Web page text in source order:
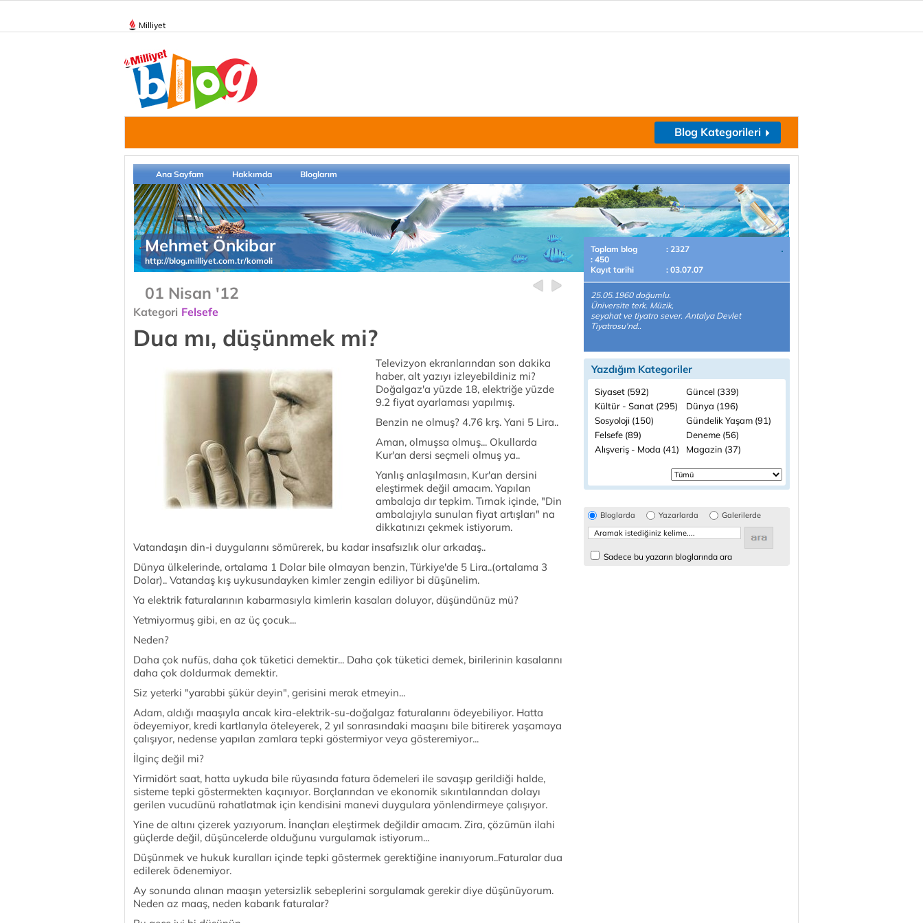
Milliyet
Blog Kategorileri
Ana Sayfam Hakkımda Bloglarım
Mehmet Önkibar
http://blog.milliyet.com.tr/komoli
01 Nisan '12
Kategori Felsefe
Dua mı, düşünmek mi?
Televizyon ekranlarından son dakika
haber, alt yazıyı izleyebildiniz mi?
Doğalgaz'a yüzde 18, elektriğe yüzde
9.2 fiyat ayarlaması yapılmış.
Benzin ne olmuş? 4.76 krş. Yani 5 Lira..
Aman, olmuşsa olmuş... Okullarda
Kur'an dersi seçmeli olmuş ya..
Yanlış anlaşılmasın, Kur'an dersini
eleştirmek değil amacım. Yapılan
ambalaja dır tepkim. Tırnak içinde, "Din
ambalajıyla sunulan fiyat artışları" na
dikkatınızı çekmek istiyorum.
Vatandaşın din-i duygularını sömürerek, bu kadar insafsızlık olur arkadaş..
Dünya ülkelerinde, ortalama 1 Dolar bile olmayan benzin, Türkiye'de 5 Lira..(ortalama 3
Dolar).. Vatandaş kış uykusundayken kimler zengin ediliyor bi düşünelim.
Ya elektrik faturalarının kabarmasıyla kimlerin kasaları doluyor, düşündünüz mü?
Yetmiyormuş gibi, en az üç çocuk...
Neden?
Daha çok nufüs, daha çok tüketici demektir... Daha çok tüketici demek, birilerinin kasalarını
daha çok doldurmak demektir.
Siz yeterki "yarabbi şükür deyin", gerisini merak etmeyin...
Adam, aldığı maaşıyla ancak kira-elektrik-su-doğalgaz faturalarını ödeyebiliyor. Hatta
ödeyemiyor, kredi kartlarıyla öteleyerek, 2 yıl sonrasındaki maaşını bile bitirerek yaşamaya
çalışıyor, nedense yapılan zamlara tepki göstermiyor veya gösteremiyor...
İlginç değil mi?
Yirmidört saat, hatta uykuda bile rüyasında fatura ödemeleri ile savaşıp gerildiği halde,
sisteme tepki göstermekten kaçınıyor. Borçlarından ve ekonomik sıkıntılarından dolayı
gerilen vucudünü rahatlatmak için kendisini manevi duygulara yönlendirmeye çalışıyor.
Yine de altını çizerek yazıyorum. İnançları eleştirmek değildir amacım. Zira, çözümün ilahi
güçlerde değil, düşüncelerde olduğunu vurgulamak istiyorum...
Düşünmek ve hukuk kuralları içinde tepki göstermek gerektiğine inanıyorum..Faturalar dua
edilerek ödenemiyor.
Ay sonunda alınan maaşın yetersizlik sebeplerini sorgulamak gerekir diye düşünüyorum.
Neden az maaş, neden kabarık faturalar?
Toplam blog
: 2327
: 450
Kayıt tarihi
: 03.07.07
25.05.1960 doğumlu.
Üniversite terk. Müzik,
seyahat ve tiyatro sever. Antalya Devlet
Tiyatrosu'nd..
Yazdığım Kategoriler
Siyaset (592)
Güncel (339)
Kültür - Sanat (295)
Dünya (196)
Sosyoloji (150)
Gündelik Yaşam (91)
Felsefe (89)
Deneme (56)
Alışveriş - Moda (41)
Magazin (37)
Bloglarda Yazarlarda Galerilerde
Sadece bu yazarın bloglarında ara